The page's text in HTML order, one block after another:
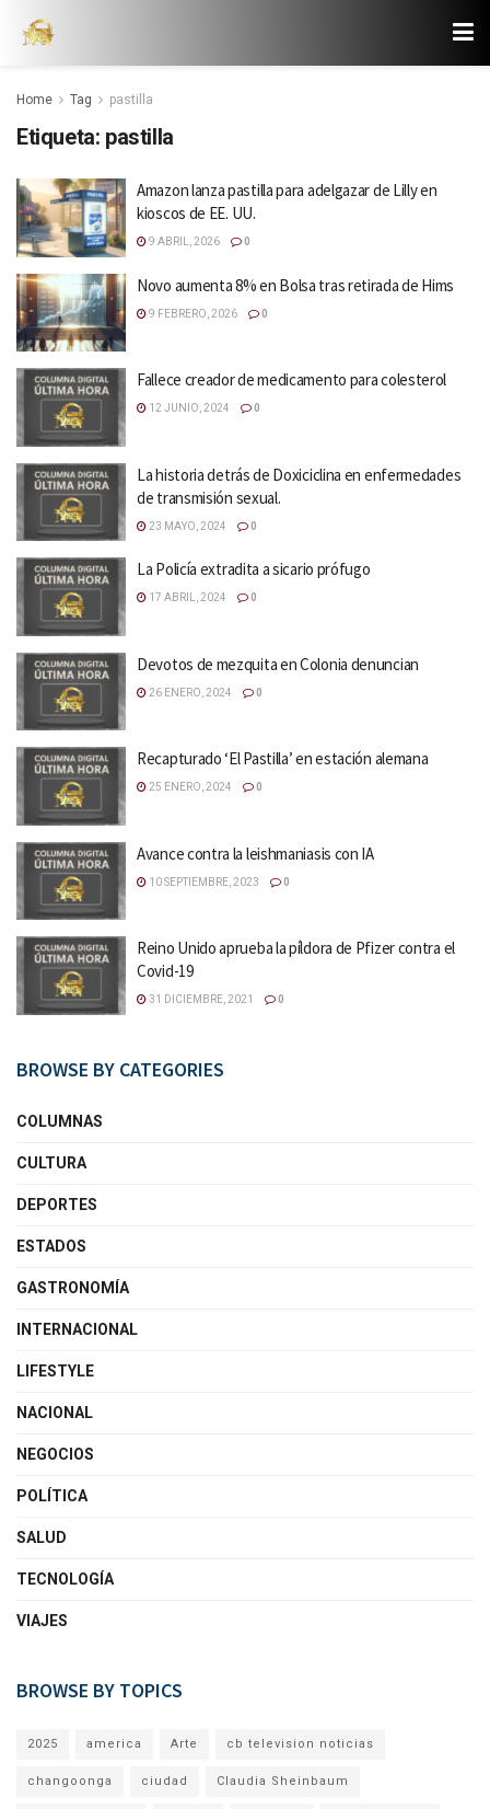
Home Tag pastilla
Etiqueta: pastilla
Amazon lanza pastilla para adelgazar de Lilly en
kioscos de EE. UU.
9 ABRIL, 2026 0
Novo aumenta 8% en Bolsa tras retirada de Hims
9 FEBRERO, 2026 0
Fallece creador de medicamento para colesterol
12 JUNIO, 2024 0
La historia detrás de Doxiciclina en enfermedades
de transmisión sexual.
23 MAYO, 2024 0
La Policía extradita a sicario prófugo
17 ABRIL, 2024 0
Devotos de mezquita en Colonia denuncian
26 ENERO, 2024 0
Recapturado ‘El Pastilla’ en estación alemana
25 ENERO, 2024 0
Avance contra la leishmaniasis con IA
10 SEPTIEMBRE, 2023 0
Reino Unido aprueba la píldora de Pfizer contra el
Covid-19
31 DICIEMBRE, 2021 0
BROWSE BY CATEGORIES
COLUMNAS
CULTURA
DEPORTES
ESTADOS
GASTRONOMÍA
INTERNACIONAL
LIFESTYLE
NACIONAL
NEGOCIOS
POLÍTICA
SALUD
TECNOLOGÍA
VIAJES
BROWSE BY TOPICS
2025 america Arte cb television noticias
changoonga ciudad Claudia Sheinbaum